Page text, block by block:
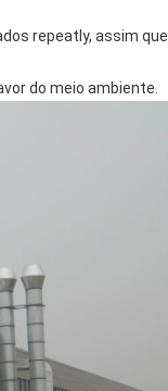
repeatly, assim
do meio ambiente.